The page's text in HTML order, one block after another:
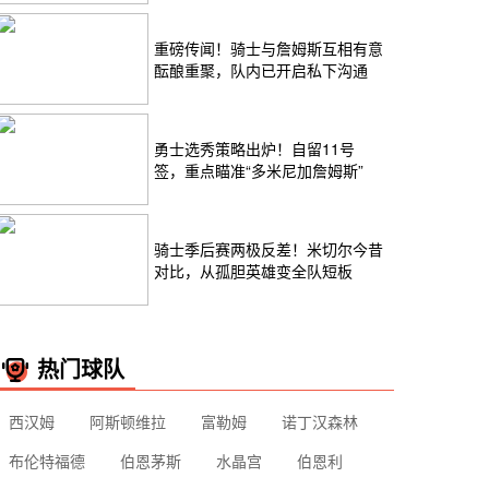
重磅传闻！骑士与詹姆斯互相有意
酝酿重聚，队内已开启私下沟通
勇士选秀策略出炉！自留11号
签，重点瞄准“多米尼加詹姆斯”
骑士季后赛两极反差！米切尔今昔
对比，从孤胆英雄变全队短板
热门球队
西汉姆 阿斯顿维拉 富勒姆
诺丁汉森林
布伦特福德
伯恩茅斯 水晶宫
伯恩利